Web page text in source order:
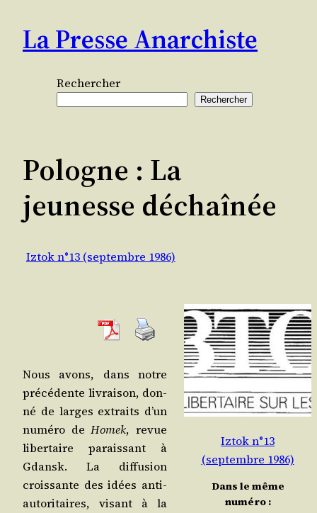
contenu
La Presse Anarchiste
Rechercher
Rechercher
Pologne : La
jeunesse déchaînée
Iztok n°13 (septembre 1986)
Nous avons, dans notre
pré­cé­dente livrai­son, don­
né de larges extraits d’un
numé­ro deHomek, revue
liber­taire parais­sant à
Gdansk. La dif­fu­sion
crois­sante des idées anti-
auto­ri­taires, visant à la
Iztok n°13
(septembre 1986)
Dans le même
numéro :